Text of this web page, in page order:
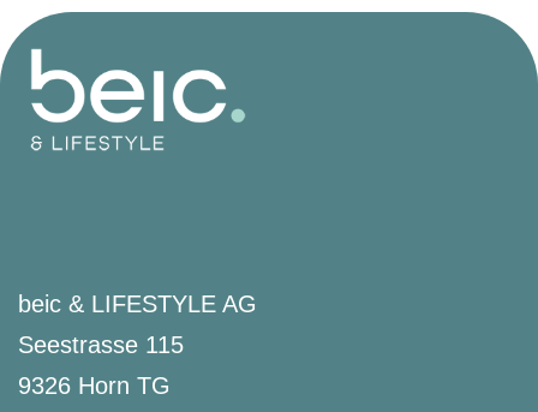
beic & LIFESTYLE AG
Seestrasse 115
9326 Horn TG